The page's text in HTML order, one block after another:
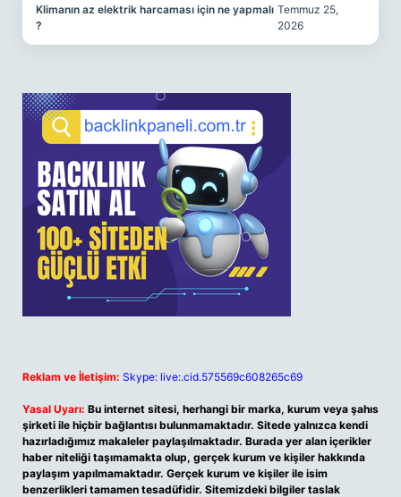
Klimanın az elektrik harcaması için ne yapmalı
?
Temmuz 25,
2026
Reklam ve İletişim: Skype: live:.cid.575569c608265c69
Yasal Uyarı: Bu internet sitesi, herhangi bir marka, kurum veya şahıs
şirketi ile hiçbir bağlantısı bulunmamaktadır. Sitede yalnızca kendi
hazırladığımız makaleler paylaşılmaktadır. Burada yer alan içerikler
haber niteliği taşımamakta olup, gerçek kurum ve kişiler hakkında
paylaşım yapılmamaktadır. Gerçek kurum ve kişiler ile isim
benzerlikleri tamamen tesadüfidir. Sitemizdeki bilgiler taslak